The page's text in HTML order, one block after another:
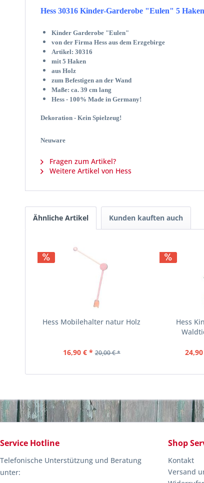
Hess 30316 Kinder-Garderobe "Eulen" 5
Kinder Garderobe "Eulen"
von der Firma Hess aus dem Erzgebirge
Artikel: 30316
mit 5 Haken
aus Holz
zum Befestigen an der Wand
Maße: ca. 39 cm lang
Hess - 100% Made in Germany!
Dekoration - Kein Spielzeug!
Neuware
Fragen zum Artikel?
Weitere Artikel von Hess
Ähnliche Artikel Kunden kauften auch
Hess Mobilehalter natur Holz
16,90 € * 20,00 € *
Hess
Service Hotline
Telefonische Unterstützung und Beratung
unter:
Shop
Kontakt
Versand